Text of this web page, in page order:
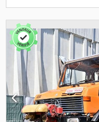
intermédiaires et erreurs
constitue pas une garantie
conforme au contrat de
sans nouveau contrôle
souhaitée, nous pouvons
partenaires ! Le véhicule
publicitaires ou
livraison et de paiement